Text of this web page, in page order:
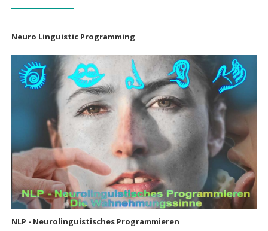
Neuro Linguistic Programming
NLP - Neurolinguistisches Programmieren